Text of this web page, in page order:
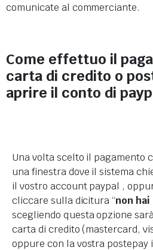
comunicate al commerciante.
Come effettuo il
carta di credito o
aprire il conto di
Una volta scelto il pagamento
una finestra dove il sistema
il vostro account paypal ,
cliccare sulla dicitura “non hai
scegliendo questa opzione
carta di credito (mastercard,
oppure con la vostra postepay